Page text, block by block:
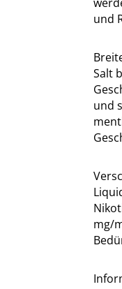
und
Salt
und
mg/